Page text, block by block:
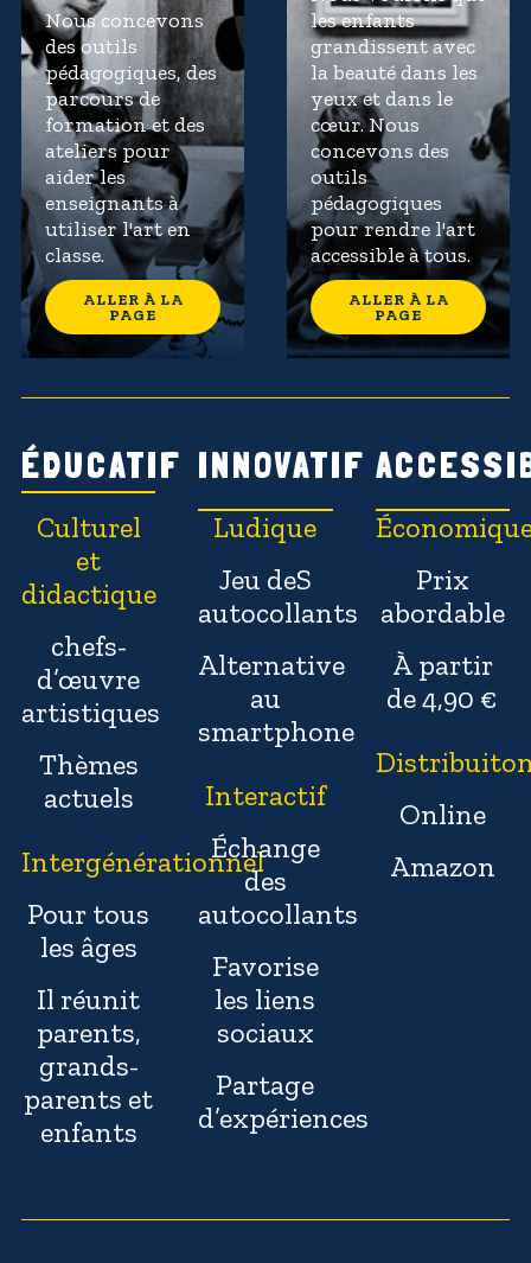
Nous concevons
des outils
pédagogiques, des
parcours de
formation et des
ateliers pour
aider les
enseignants à
utiliser l'art en
classe.
ALLER À LA
PAGE
les enfants
grandissent avec
la beauté dans les
yeux et dans le
cœur. Nous
concevons des
outils
pédagogiques
pour rendre l'art
accessible à tous.
ALLER À LA
PAGE
ÉDUCATIF
Culturel
et
didactique
chefs-
d’œuvre
artistiques
Thèmes
actuels
Intergénérationnel
Pour tous
les âges
Il réunit
parents,
grands-
parents et
enfants
INNOVATIF
Ludique
Jeu deS
autocollants
Alternative
au
smartphone
Interactif
Échange
des
autocollants
Favorise
les liens
sociaux
Partage
d’expériences
Prix
abordable
À partir
de 4,90 €
Online
Amazon